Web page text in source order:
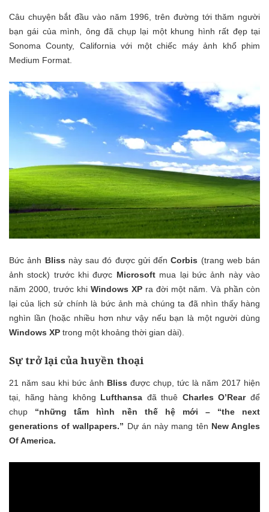
Câu chuyện bắt đầu vào năm 1996, trên đường tới thăm người
bạn gái của mình, ông đã chụp lại một khung hình rất đẹp tại
Sonoma County, California với một chiếc máy ảnh khổ phim
Medium Format.
Bức ảnh Bliss này sau đó được gửi đếnCorbis (trang web bán
ảnh stock) trước khi được Microsoftmua lại bức ảnh này vào
năm 2000, trước khi Windows XP ra đời một năm. Và phần còn
lại của lịch sử chính là bức ảnh mà chúng ta đã nhìn thấy hàng
nghìn lần (hoặc nhiều hơn như vậy nếu bạn là một người dùng
Windows XP trong một khoảng thời gian dài).
Sự trở lại của huyền thoại
21 năm sau khi bức ảnh Bliss được chụp, tức là năm 2017 hiện
tại, hãng hàng không Lufthansa đã thuê Charles O’Rearđể
chụp “những tấm hình nền thế hệ mới – “the next
generations of wallpapers.” Dự án này mang tên New Angles
Of America.